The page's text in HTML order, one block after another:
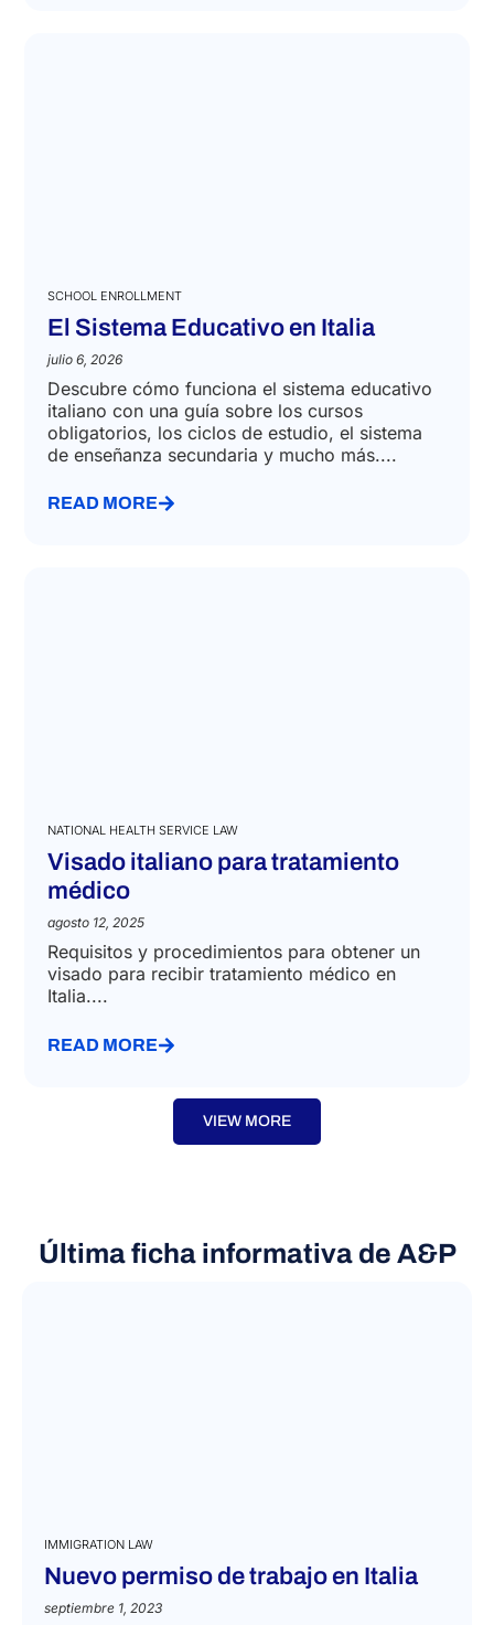
SCHOOL ENROLLMENT
El Sistema Educativo en Italia
julio 6, 2026
Descubre cómo funciona el sistema educativo
italiano con una guía sobre los cursos
obligatorios, los ciclos de estudio, el sistema
de enseñanza secundaria y mucho más....
READ MORE
NATIONAL HEALTH SERVICE LAW
Visado italiano para tratamiento
médico
agosto 12, 2025
Requisitos y procedimientos para obtener un
visado para recibir tratamiento médico en
Italia....
READ MORE
VIEW MORE
Última ficha informativa de A&P
IMMIGRATION LAW
Nuevo permiso de trabajo en Italia
septiembre 1, 2023